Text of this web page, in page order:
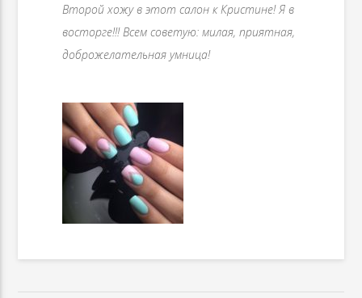
Второй хожу в этот салон к Кристине! Я в
восторге!!! Всем советую: милая, приятная,
доброжелательная умница! ️